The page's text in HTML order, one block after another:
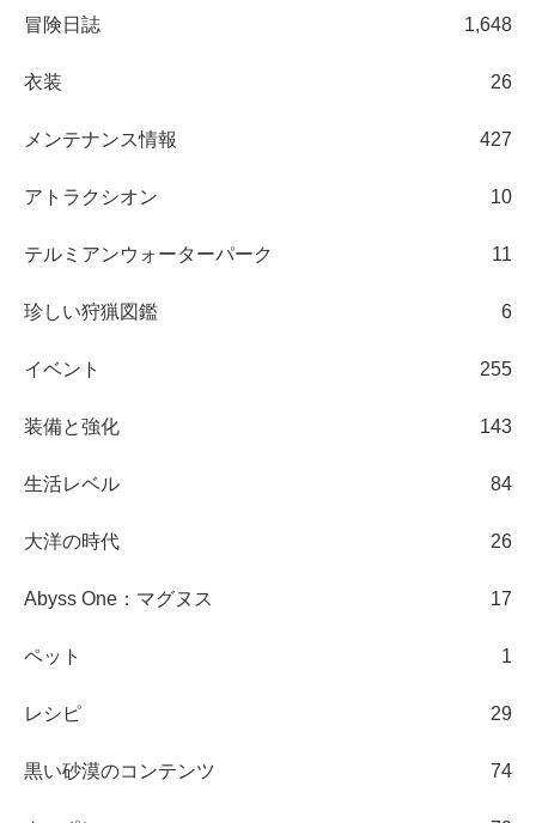
冒険日誌 1,648
衣装 26
メンテナンス情報 427
アトラクシオン 10
テルミアンウォーターパーク 11
珍しい狩猟図鑑 6
イベント 255
装備と強化 143
生活レベル 84
大洋の時代 26
Abyss One：マグヌス 17
ペット 1
レシピ 29
黒い砂漠のコンテンツ 74